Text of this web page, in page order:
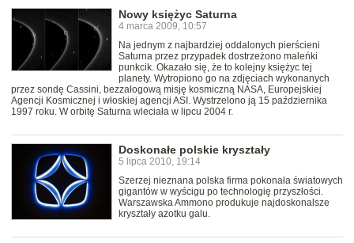
Nowy księżyc Saturna
4 marca 2009, 10:57
Na jednym z najbardziej oddalonych pierścieni
Saturna przez przypadek dostrzeżono maleńki
punkcik. Okazało się, że to kolejny księżyc tej
planety. Wytropiono go na zdjęciach wykonanych
przez sondę Cassini, bezzałogową misję kosmiczną NASA, Europejskiej
Agencji Kosmicznej i włoskiej agencji ASI. Wystrzelono ją 15 października
1997 roku. W orbitę Saturna wleciała w lipcu 2004 r.
Doskonałe polskie kryształy
5 lipca 2010, 19:14
Szerzej nieznana polska firma pokonała światowych
gigantów w wyścigu po technologię przyszłości.
Warszawska Ammono produkuje najdoskonalsze
kryształy azotku galu.